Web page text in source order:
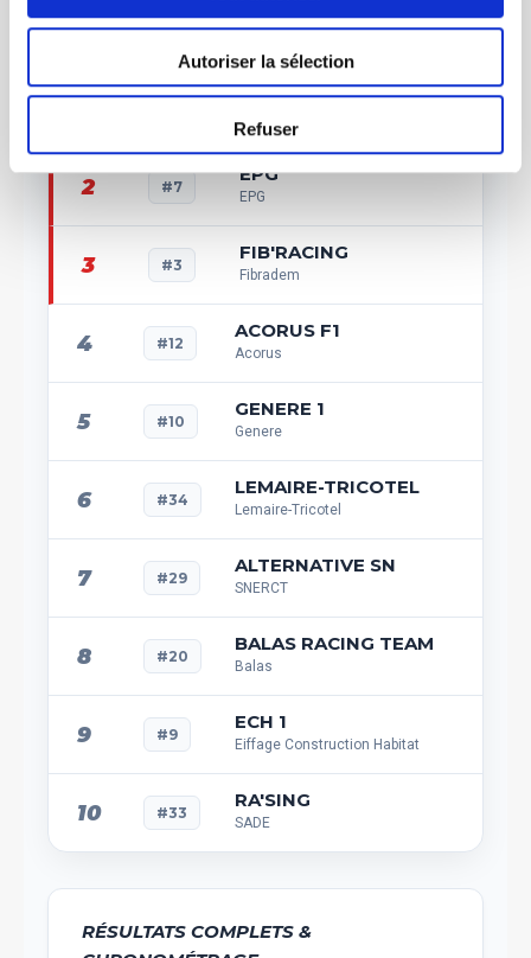
Autoriser la sélection
Refuser
STATUT
1 #25
ECAH2
Eiffage Construction
Amélioration de l'Habitat
2 #7
EPG
EPG
3 #3
FIB'RACING
Fibradem
4 #12
ACORUS F1
Acorus
5 #10
GENERE 1
Genere
6 #34
LEMAIRE-TRICOTEL
Lemaire-Tricotel
7 #29
ALTERNATIVE SN
SNERCT
8 #20
BALAS RACING TEAM
Balas
9 #9
ECH 1
Eiffage Construction Habitat
10 #33
RA'SING
SADE
RÉSULTATS COMPLETS &